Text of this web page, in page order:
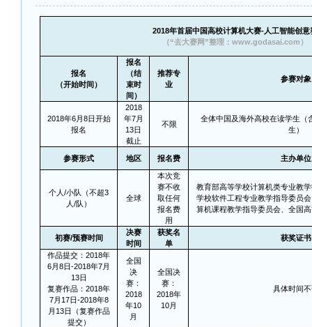
2018年首届中国高校计算机大赛-人工智能创意
（“去大赛网”整理：www.godasai.com）
报名
（开始时间）
报名
（结
束时
间）
推荐专
业
参赛对象
2018年6月8日开始
报名
2018
年7月
13日
截止
不限
全体中国及海外高校在读学生（
生）
参赛形式 地区 报名费 主办单位
个人/小队（不超3
人/队）
全球
本次竞
赛不收
取任何
报名费
用
教育部高等学校计算机类专业教
学校软件工程专业教学指导委员
算机课程教学指导委员会、全国
初赛/预赛时间
决赛
时间
获奖名
单
获奖证书
作品提交：2018年
6月8日-2018年7月
13日
复赛作品：2018年
7月17日-2018年8
月13日（复赛作品
提交）
全国
决
赛：
2018
年10
月
全国决
赛：
2018年
10月
具体时间